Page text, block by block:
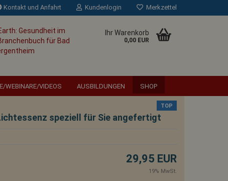
Kontakt und Anfahrt Kundenlogin Merkzettel
Ihr Warenkorb
0,00 EUR
WEBINARE/VIDEOS AUSBILDUNGEN SHOP
TOP
speziell für Sie angefertigt
29,95 EUR
19% MwSt.